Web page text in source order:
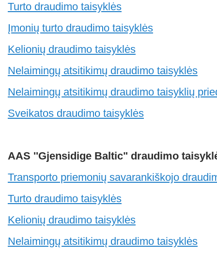
Turto draudimo taisyklės
Įmonių turto draudimo taisyklės
Kelionių draudimo taisyklės
Nelaimingų atsitikimų draudimo taisyklės
Nelaimingų atsitikimų draudimo taisyklių
Sveikatos draudimo taisyklės
AAS ''Gjensidige Baltic" draudimo
Transporto priemonių savarankiškojo
Turto draudimo taisyklės
Kelionių draudimo taisyklės
Nelaimingų atsitikimų draudimo taisyklės